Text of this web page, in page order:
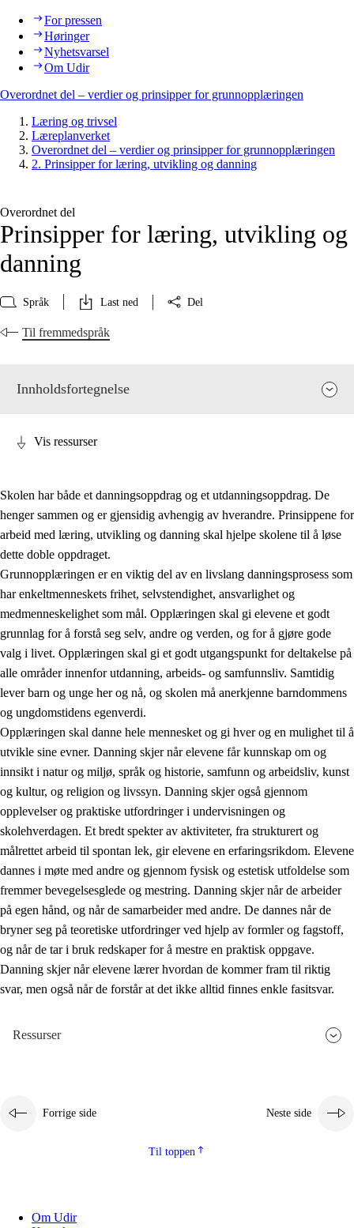
For pressen
Høringer
Nyhetsvarsel
Om Udir
Overordnet del – verdier og prinsipper for grunnopplæringen
Læring og trivsel
Læreplanverket
Overordnet del – verdier og prinsipper for grunnopplæringen
2. Prinsipper for læring, utvikling og danning
Overordnet del
Prinsipper for læring, utvikling og
danning
Språk Last ned Del
Til fremmedspråk
Innholdsfortegnelse
2. Prinsipper for læring, utvikling og danning
2.1 Sosial læring og utvikling
2.2 Kompetanse i fagene
2.3 Grunnleggende ferdigheter
2.4 Å lære å lære
Tverrfaglige temaer
Vis ressurser
Skolen har både et danningsoppdrag og et utdanningsoppdrag. De
henger sammen og er gjensidig avhengig av hverandre. Prinsippene for
arbeid med læring, utvikling og danning skal hjelpe skolene til å løse
dette doble oppdraget.
Grunnopplæringen er en viktig del av en livslang danningsprosess som
har enkeltmenneskets frihet, selvstendighet, ansvarlighet og
medmenneskelighet som mål. Opplæringen skal gi elevene et godt
grunnlag for å forstå seg selv, andre og verden, og for å gjøre gode
valg i livet. Opplæringen skal gi et godt utgangspunkt for deltakelse på
alle områder innenfor utdanning, arbeids- og samfunnsliv. Samtidig
lever barn og unge her og nå, og skolen må anerkjenne barndommens
og ungdomstidens egenverdi.
Opplæringen skal danne hele mennesket og gi hver og en mulighet til å
utvikle sine evner. Danning skjer når elevene får kunnskap om og
innsikt i natur og miljø, språk og historie, samfunn og arbeidsliv, kunst
og kultur, og religion og livssyn. Danning skjer også gjennom
opplevelser og praktiske utfordringer i undervisningen og
skolehverdagen. Et bredt spekter av aktiviteter, fra strukturert og
målrettet arbeid til spontan lek, gir elevene en erfaringsrikdom. Elevene
dannes i møte med andre og gjennom fysisk og estetisk utfoldelse som
fremmer bevegelsesglede og mestring. Danning skjer når de arbeider
på egen hånd, og når de samarbeider med andre. De dannes når de
bryner seg på teoretiske utfordringer ved hjelp av formler og fagstoff,
og når de tar i bruk redskaper for å mestre en praktisk oppgave.
Danning skjer når elevene lærer hvordan de kommer fram til riktig
svar, men også når de forstår at det ikke alltid finnes enkle fasitsvar.
Ressurser
Forrige side Neste side
Til toppen
Om Udir